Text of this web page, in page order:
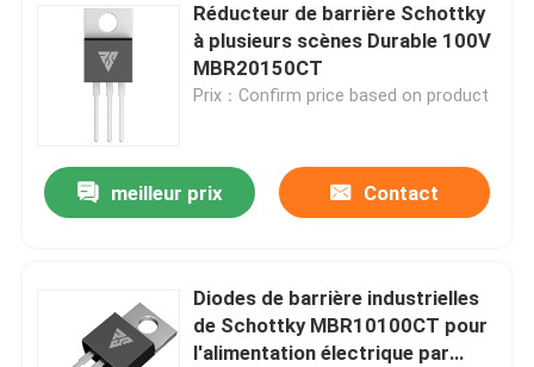
Réducteur de barrière Schottky
à plusieurs scènes Durable 100V
MBR20150CT
Prix：Confirm price based on product
meilleur prix Contact
Diodes de barrière industrielles
de Schottky MBR10100CT pour
l'alimentation électrique par